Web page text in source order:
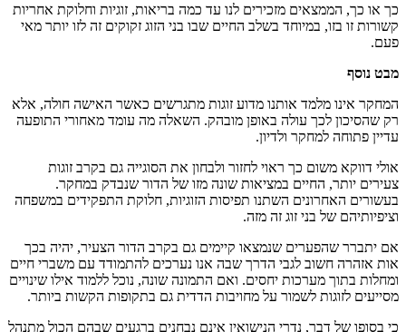
כך או כך, הממצאים מזכירים לנו עד כמה בריאות, זוגיות וחלוקת אחריות
קשורות זו בזו, במיוחד בשלב החיים שבו בני הזוג זקוקים זה לזו יותר מאי
פעם.
מבט נוסף
המחקר אינו מלמד אותנו מדוע זוגות מתגרשים כאשר האישה חולה, אלא
רק שהסיכון לכך עולה באופן מובהק. השאלה מה עומד מאחורי התופעה
עדיין פתוחה למחקר ולדיון.
אולי דווקא משום כך ראוי לחזור ולבחון את הסוגייה גם בקרב זוגות
צעירים יותר, החיים במציאות שונה מזו של הדור שנבדק במחקר.
בעשורים האחרונים השתנו תפיסות הזוגיות, חלוקת התפקידים במשפחה
וציפיותיהם של בני זוג זה מזה.
אם יתברר שהפערים שנמצאו קיימים גם בקרב הדור הצעיר, יהיה בכך
אות אזהרה חשוב לגבי הדרך שבה אנו נערכים להתמודד עם משברי חיים
ומחלות בתוך מערכות יחסים. ואם התמונה שונה, נוכל ללמוד אילו שינויים
מסייעים לזוגות לשמור על מחויבות הדדית גם בתקופות הקשות ביותר.
כי בסופו של דבר, נדרי הנישואין אינם נבחנים ברגעים שבהם הכול מתנהל